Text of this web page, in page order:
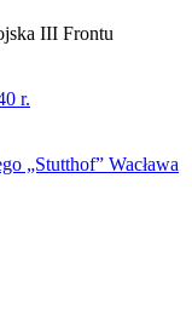
III Frontu
r.
„Stutthof” Wacława